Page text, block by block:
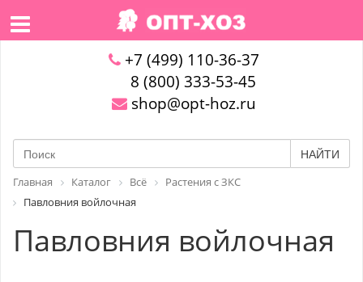
+7 (499) 110-36-37
8 (800) 333-53-45
shop@opt-hoz.ru
НАЙТИ
Главная Каталог Всё
Растения с ЗКС
Павловния войлочная
Павловния войлочная